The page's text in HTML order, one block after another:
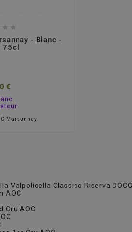
 
- Blanc -
€
Marsannay
Valpolicella Classico Riserva DOCG
AOC
Cru AOC